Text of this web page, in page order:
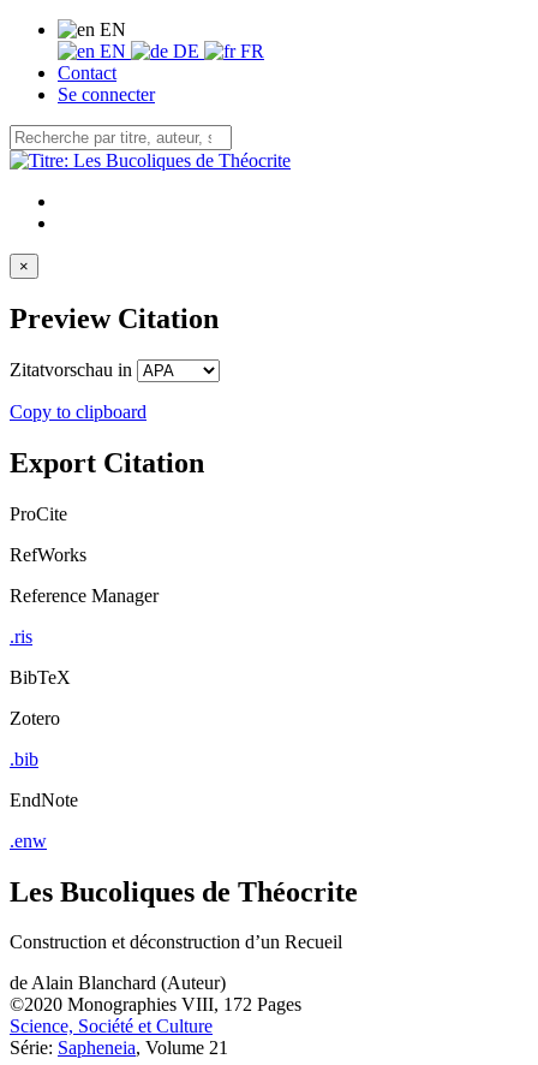
EN
EN
DE
FR
Contact
Se connecter
×
Preview Citation
Zitatvorschau in
Copy to clipboard
Export Citation
ProCite
RefWorks
Reference Manager
.ris
BibTeX
Zotero
.bib
EndNote
.enw
Les Bucoliques de Théocrite
Construction et déconstruction d’un Recueil
deAlain Blanchard (Auteur)
©2020 Monographies VIII, 172 Pages
Science, Société et Culture
Série: Sapheneia, Volume 21